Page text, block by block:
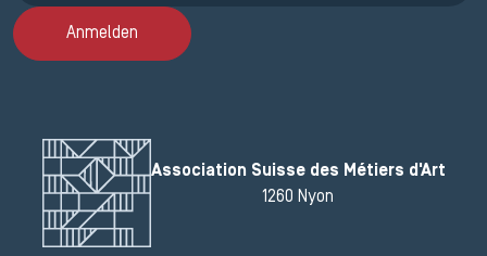
Anmelden
Association Suisse des Métiers d'Art
1260 Nyon